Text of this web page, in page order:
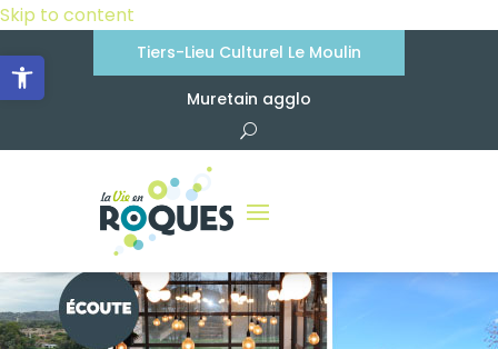
Skip to content
Ouvrir la barre d’outils Tiers-Lieu Culturel Le Moulin
Muretain agglo